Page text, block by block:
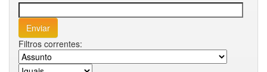
Filtros correntes: